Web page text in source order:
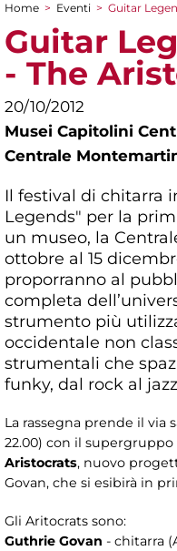
Tu sei qui
Home > Eventi > Guitar
Guitar
- The
20/10/2012
Musei Capitolini
Centrale
Il festival di chitarra
Legends" per la
un museo, la
ottobre al 15
proporranno al
completa
strumento più
occidentale non
strumentali che
funky, dal rock al
La rassegna prende il via
22.00) con il
Aristocrats, nuovo
Govan, che si esibirà in
Gli Aritocrats sono:
Guthrie Govan - chitarra